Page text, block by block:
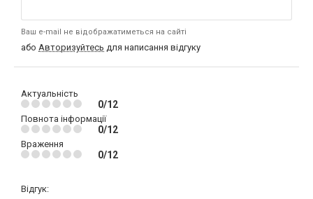
Ваш e-mail не відображатиметься на сайті
або Авторизуйтесь для написання відгуку
Актуальність
0/12
Повнота інформації
0/12
Враження
0/12
Відгук: